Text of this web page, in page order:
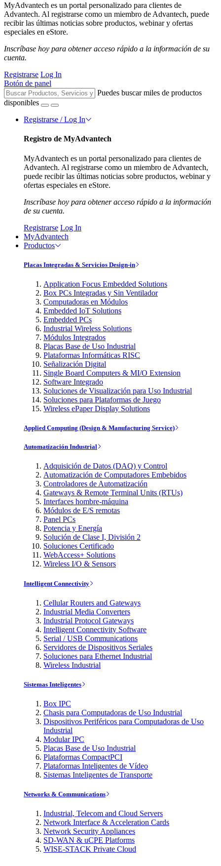
MyAdvantech es un portal personalizado para clientes de
Advantech. Al registrarse como un miembro de Advantech, puede
recibir las últimas noticias sobre productos, webinar y ofertas
especiales en eStore.
Inscríbase hoy para obtener acceso rápido a la información de su
cuenta.
Registrarse Log In
Botón de panel
Puedes buscar miles de productos
disponibles
Registrarse / Log In
Registro de MyAdvantech
MyAdvantech es un portal personalizado para clientes de
Advantech. Al registrarse como un miembro de Advantech,
puede recibir las últimas noticias sobre productos, webinar y
ofertas especiales en eStore.
Inscríbase hoy para obtener acceso rápido a la información
de su cuenta.
Registrarse Log In
MyAdvantech
Productos
Placas Integradas & Servicios Design-in
Application Focus Embedded Solutions
Box PCs Integradas y Sin Ventilador
Computadoras en Módulos
Embedded IoT Solutions
Embedded PCs
Industrial Wireless Solutions
Módulos Integrados
Placas Base de Uso Industrial
Plataformas Informáticas RISC
Señalización Digital
Single Board Computers & MI/O Extension
Software Integrado
Soluciones de Visualización para Uso Industrial
Soluciones para Plataformas de Juego
Wireless ePaper Display Solutions
Applied Computing (Design & Manufacturing Service)
Automatización Industrial
Adquisición de Datos (DAQ) y Control
Automatización de Computadores Embebidos
Controladores de Automatización
Gateways & Remote Terminal Units (RTUs)
Interfaces hombre-máquina
Módulos de E/S remotas
Panel PCs
Potencia y Energía
Solución de Clase I, División 2
Soluciones Certificado
WebAccess+ Solutions
Wireless I/O & Sensors
Intelligent Connectivity
Cellular Routers and Gateways
Industrial Media Converters
Industrial Protocol Gateways
Intelligent Connectivity Software
Serial / USB Communications
Servidores de Dispositivos Seriales
Soluciones para Ethernet Industrial
Wireless Industrial
Sistemas Inteligentes
Box IPC
Chasis para Computadoras de Uso Industrial
Dispositivos Periféricos para Computadoras de Uso
Industrial
Modular IPC
Placas Base de Uso Industrial
Plataformas CompactPCI
Plataformas Inteligentes de Vídeo
Sistemas Inteligentes de Transporte
Networks & Communications
Industrial, Telecom and Cloud Servers
Network Interface & Acceleration Cards
Network Security Appliances
SD-WAN & uCPE Platforms
WISE-STACK Private Cloud